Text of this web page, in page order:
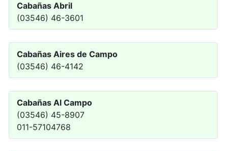
Cabañas Abril
(03546) 46-3601
Cabañas Aires de Campo
(03546) 46-4142
Cabañas Al Campo
(03546) 45-8907
011-57104768